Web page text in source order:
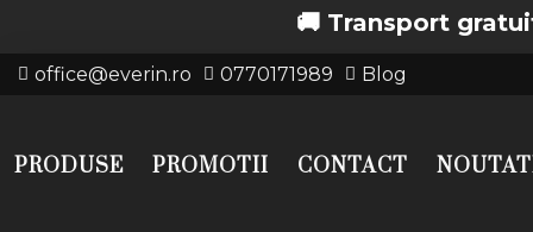
🚚 Transport gratuit de
office@everin.ro 0770171989 Blog
PRODUSE PROMOTII CONTACT